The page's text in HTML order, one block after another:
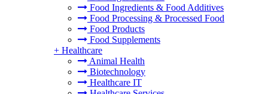
Food Ingredients & Food Additives
Food Processing & Processed Food
Food Products
Food Supplements
+ Healthcare
Animal Health
Biotechnology
Healthcare IT